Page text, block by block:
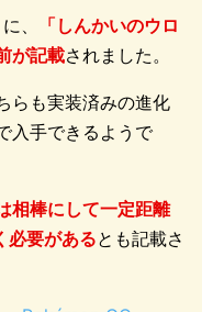
、
「しんかいのウロ
が記載されました。
らも実装済みの進化
入手できるようで
相棒にして一定距離
必要があるとも記載さ